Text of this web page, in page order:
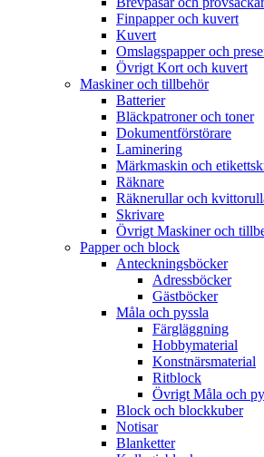
Finpapper och kuvert
Kuvert
Omslagspapper och
Övrigt Kort och kuvert
Maskiner och tillbehör
Batterier
Bläckpatroner och toner
Dokumentförstörare
Laminering
Märkmaskin och
Räknare
Räknerullar och
Skrivare
Övrigt Maskiner och
Papper och block
Anteckningsböcker
Adressböcker
Gästböcker
Måla och pyssla
Färgläggning
Hobbymaterial
Konstnärsmaterial
Ritblock
Övrigt Måla och
Block och blockkuber
Notisar
Blanketter